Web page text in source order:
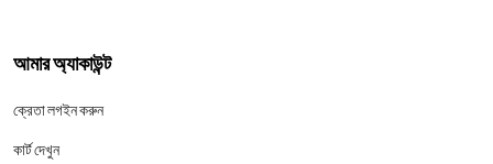
আমার অ্যাকাউন্ট
ক্রেতা লগইন করুন
কার্ট দেখুন